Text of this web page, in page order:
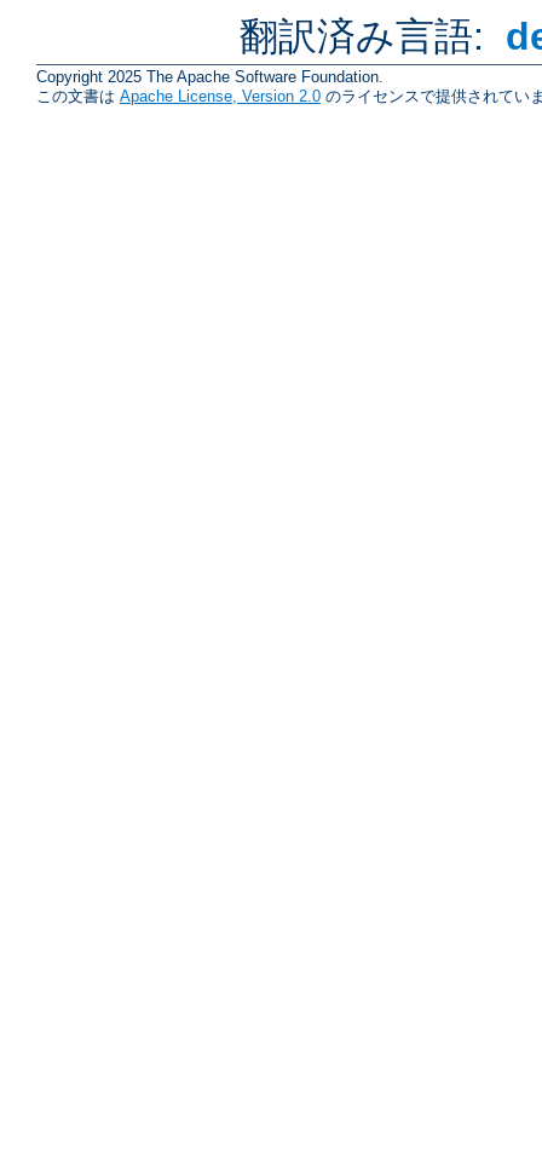
翻訳済み言語:
Copyright 2025 The Apache Software Foundation.
この文書は Apache License, Version 2.0 のライセンスで提供されてい